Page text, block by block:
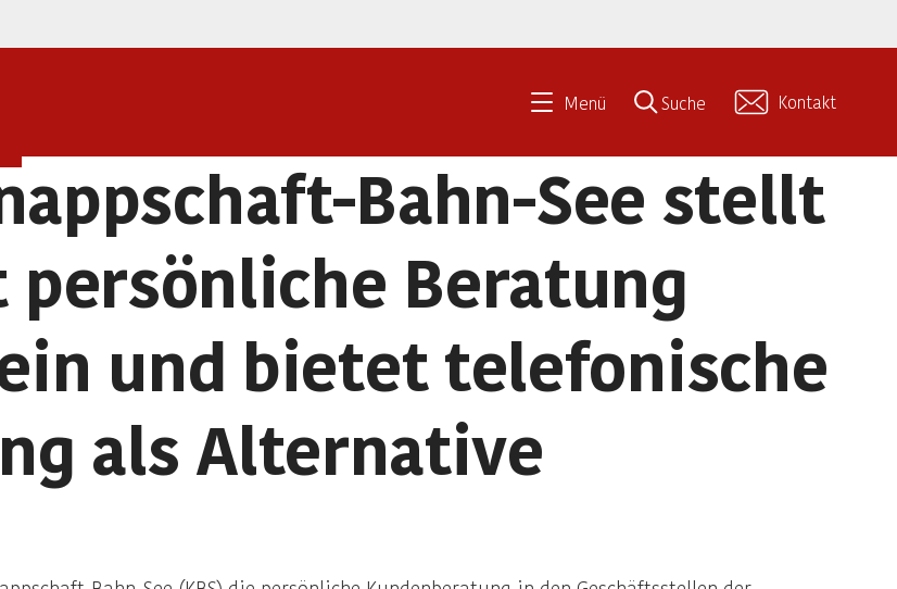
Menü Suche Kontakt
Bahn-See stellt
Beratung
und bietet telefonische
als Alternative